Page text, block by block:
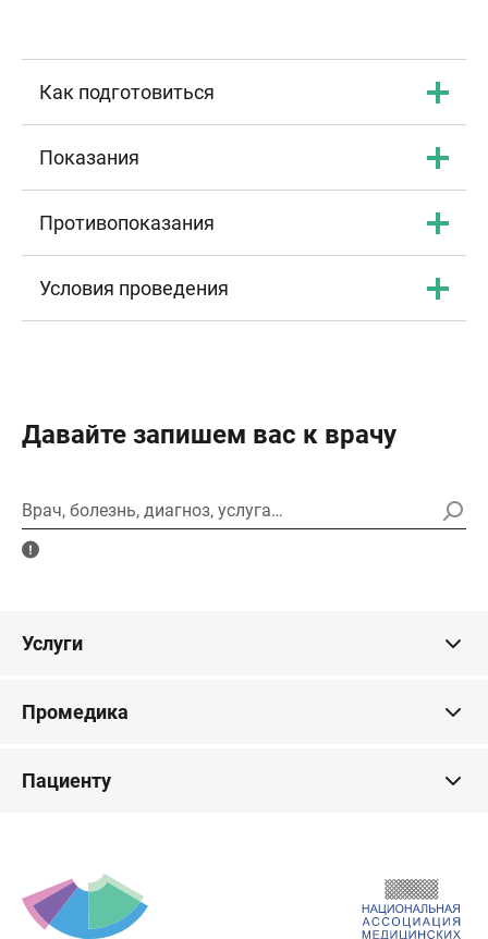
Как подготовиться
Показания
Противопоказания
Условия проведения
Давайте запишем вас к врачу
Врач, болезнь, диагноз, услуга…
Услуги
Промедика
Пациенту